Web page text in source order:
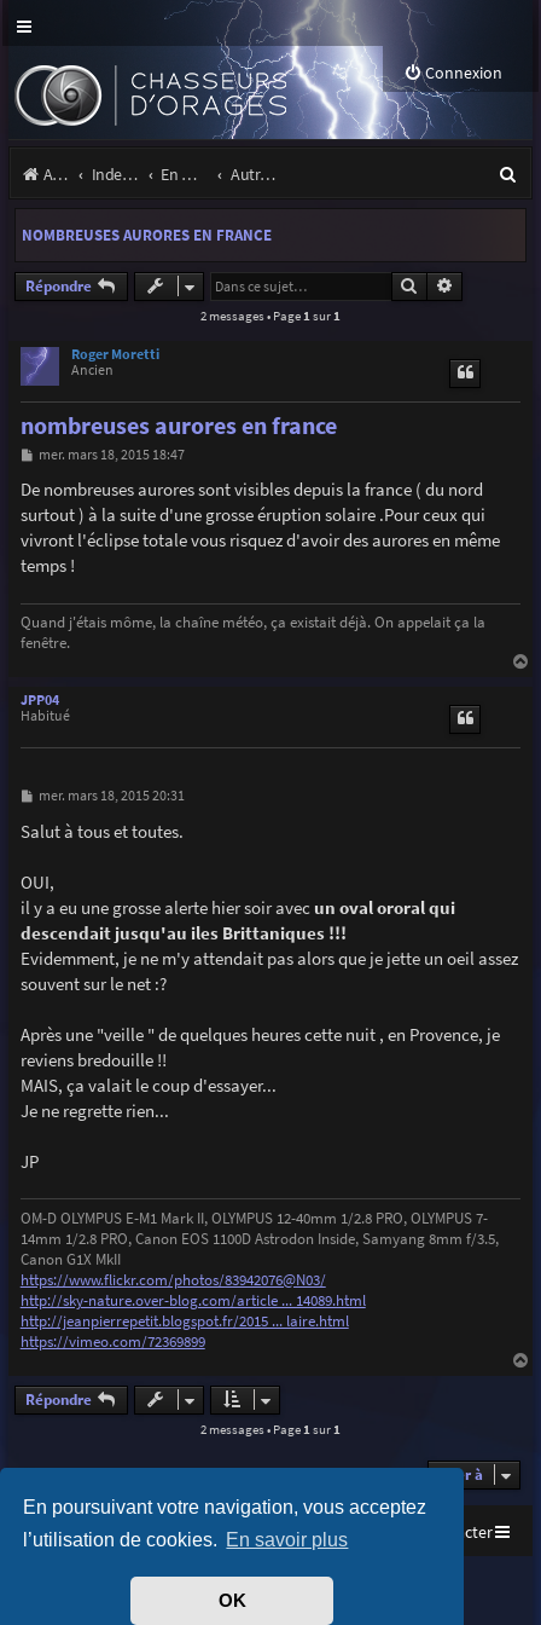
En poursuivant votre navigation, vous acceptez
l’utilisation de cookies. En savoir plus
OK
Connexion
Accueil Index du forum En marge des orages Autres images
e
NOMBREUSES AURORES EN FRANCE
Répondre Rechercher
2 messages • Page 1 sur 1
Roger Moretti
Ancien
nombreuses aurores en france
M
s
s
a
e
mer. mars 18, 2015 18:47
De nombreuses aurores sont visibles depuis la france ( du nord
surtout ) à la suite d'une grosse éruption solaire .Pour ceux qui
vivront l'éclipse totale vous risquez d'avoir des aurores en même
temps !
Quand j'étais môme, la chaîne météo, ça existait déjà. On appelait ça la
fenêtre.
JPP04
Habitué
M
s
s
g
e
mer. mars 18, 2015 20:31
Salut à tous et toutes.
OUI,
il y a eu une grosse alerte hier soir avec un oval ororal qui
descendait jusqu'au iles Brittaniques !!!
Evidemment, je ne m'y attendait pas alors que je jette un oeil assez
souvent sur le net :?
Après une "veille " de quelques heures cette nuit , en Provence, je
reviens bredouille !!
MAIS, ça valait le coup d'essayer...
Je ne regrette rien...
JP
OM-D OLYMPUS E-M1 Mark II, OLYMPUS 12-40mm 1/2.8 PRO, OLYMPUS 7-
14mm 1/2.8 PRO, Canon EOS 1100D Astrodon Inside, Samyang 8mm f/3.5,
Canon G1X MkII
https://www.flickr.com/photos/83942076@N03/
http://sky-nature.over-blog.com/article ... 14089.html
http://jeanpierrepetit.blogspot.fr/2015 ... laire.html
https://vimeo.com/72369899
Répondre
2 messages • Page 1 sur 1
Aller à
Accueil Index du forum Nous contacter
Purplexion style byIan Bradley
phpBB® Forum Software © phpBB Limited
phpBB-fr.com